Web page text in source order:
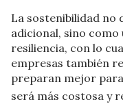
La sostenibilidad no
adicional, sino
resiliencia, con lo
empresas también
preparan mejor
será más costosa y